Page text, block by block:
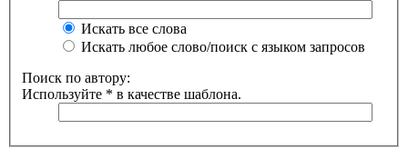
Искать все слова
Искать любое слово/поиск с языком запросов
Поиск по автору:
Используйте * в качестве шаблона.